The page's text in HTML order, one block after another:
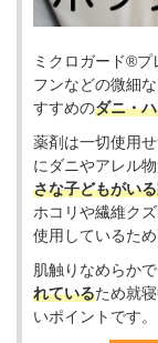
ミクロガード®
フンなどの微細
すすめのダニ・
薬剤は一切使用
にダニやアレル
さな子どもがい
ホコリや繊維ク
使用しているた
肌触りなめらか
れているため就
いポイントです。